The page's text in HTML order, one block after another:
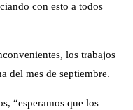
con esto a todos
los trabajos
del mes de septiembre.
“esperamos que los